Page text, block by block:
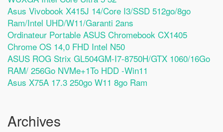
Asus Vivobook X415J 14/Core I3/SSD 512go/8go
Ram/Intel UHD/W11/Garanti 2ans
Ordinateur Portable ASUS Chromebook CX1405
Chrome OS 14,0 FHD Intel N50
ASUS ROG Strix GL504GM-I7-8750H/GTX 1060/16Go
RAM/ 256Go NVMe+1To HDD -Win11
Asus X75A 17.3 250go W11 8go Ram
Archives